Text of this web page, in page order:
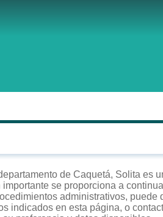
de Caquetá, Solita es
se proporciona a
administrativos,
indicados en esta página, o